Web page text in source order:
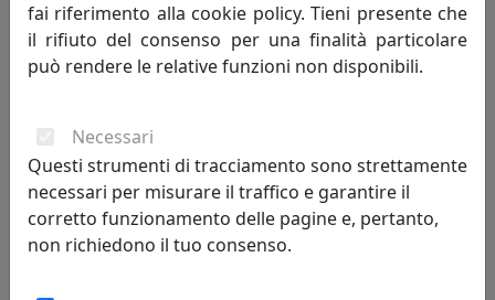
92,00 €
fai riferimento alla cookie policy. Tieni presente che
il rifiuto del consenso per una finalità particolare
può rendere le relative funzioni non disponibili.
Necessari
Questi strumenti di tracciamento sono strettamente
necessari per misurare il traffico e garantire il
corretto funzionamento delle pagine e, pertanto,
non richiedono il tuo consenso.